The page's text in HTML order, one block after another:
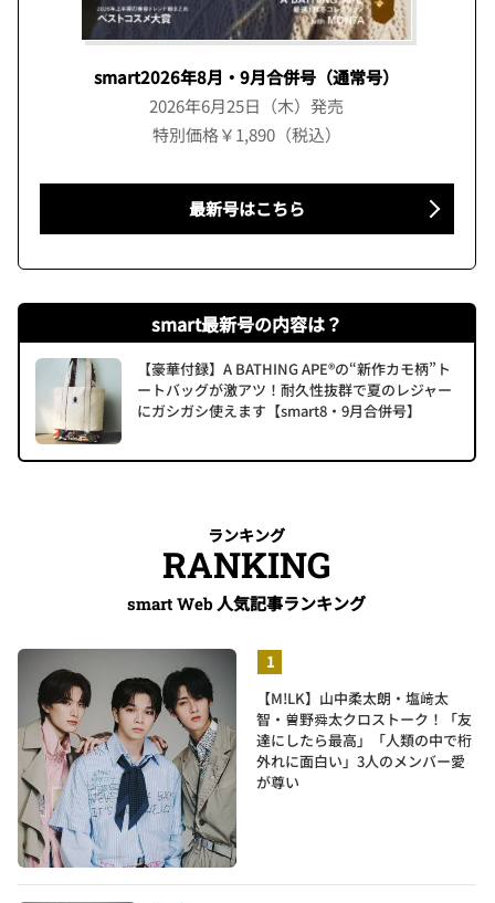
smart2026年8月・9月合併号（通常号）
2026年6月25日（木）発売
特別価格￥1,890（税込）
最新号はこちら
smart最新号の内容は？
【豪華付録】A BATHING APE®の“新作カモ柄”ト
ートバッグが激アツ！耐久性抜群で夏のレジャー
にガシガシ使えます【smart8・9月合併号】
ランキング
RANKING
smart Web 人気記事ランキング
【M!LK】山中柔太朗・塩﨑太
智・曽野舜太クロストーク！「友
達にしたら最高」「人類の中で桁
外れに面白い」3人のメンバー愛
が尊い